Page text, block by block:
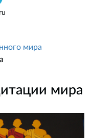
мира
мира